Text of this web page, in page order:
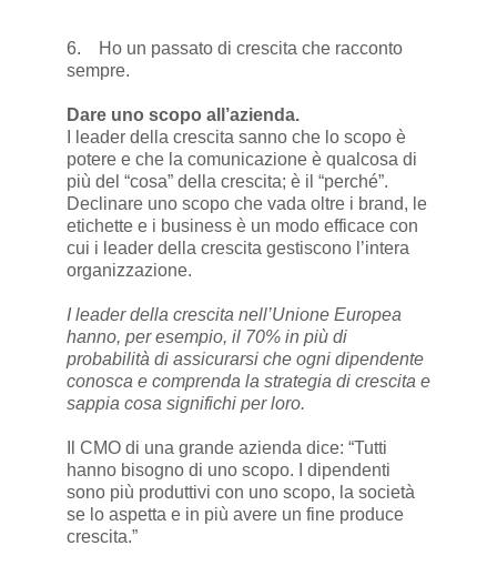
6. Ho un passato di crescita che racconto
sempre.
Dare uno scopo all’azienda.
I leader della crescita sanno che lo scopo è
potere e che la comunicazione è qualcosa di
più del “cosa” della crescita; è il “perché”.
Declinare uno scopo che vada oltre i brand, le
etichette e i business è un modo efficace con
cui i leader della crescita gestiscono l’intera
organizzazione.
I leader della crescita nell’Unione Europea
hanno, per esempio, il 70% in più di
probabilità di assicurarsi che ogni dipendente
conosca e comprenda la strategia di crescita e
sappia cosa significhi per loro.
Il CMO di una grande azienda dice: “Tutti
hanno bisogno di uno scopo. I dipendenti
sono più produttivi con uno scopo, la società
se lo aspetta e in più avere un fine produce
crescita.”